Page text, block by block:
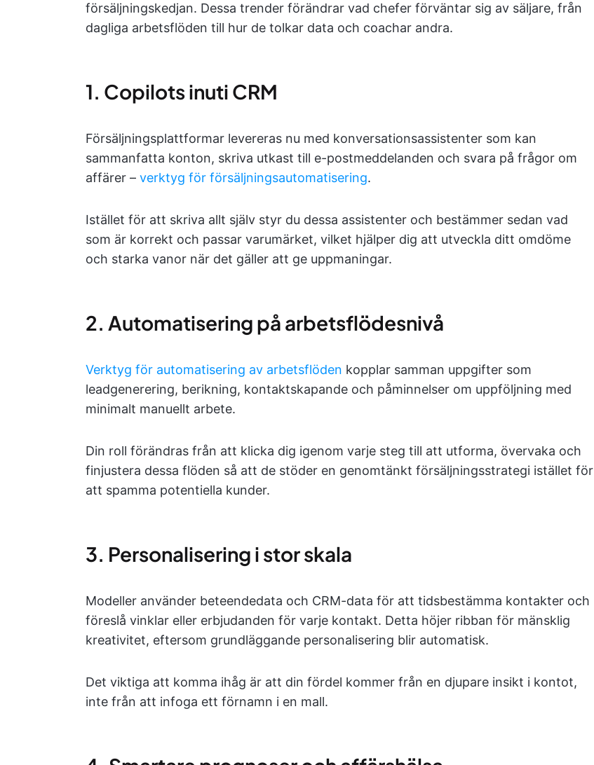
försäljningskedjan. Dessa trender förändrar vad chefer förväntar sig av säljare, från
dagliga arbetsflöden till hur de tolkar data och coachar andra.
1. Copilots inuti CRM
Försäljningsplattformar levereras nu med konversationsassistenter som kan
sammanfatta konton, skriva utkast till e-postmeddelanden och svara på frågor om
affärer – verktyg för försäljningsautomatisering.
Istället för att skriva allt själv styr du dessa assistenter och bestämmer sedan vad
som är korrekt och passar varumärket, vilket hjälper dig att utveckla ditt omdöme
och starka vanor när det gäller att ge uppmaningar.
2. Automatisering på arbetsflödesnivå
Verktyg för automatisering av arbetsflöden kopplar samman uppgifter som
leadgenerering, berikning, kontaktskapande och påminnelser om uppföljning med
minimalt manuellt arbete.
Din roll förändras från att klicka dig igenom varje steg till att utforma, övervaka och
finjustera dessa flöden så att de stöder en genomtänkt försäljningsstrategi istället för
att spamma potentiella kunder.
3. Personalisering i stor skala
Modeller använder beteendedata och CRM-data för att tidsbestämma kontakter och
föreslå vinklar eller erbjudanden för varje kontakt. Detta höjer ribban för mänsklig
kreativitet, eftersom grundläggande personalisering blir automatisk.
Det viktiga att komma ihåg är att din fördel kommer från en djupare insikt i kontot,
inte från att infoga ett förnamn i en mall.